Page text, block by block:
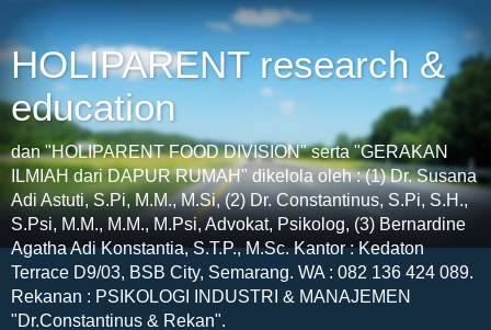
HOLIPARENT research &
education
dan "HOLIPARENT FOOD DIVISION" serta "GERAKAN
ILMIAH dari DAPUR RUMAH" dikelola oleh : (1) Dr. Susana
Adi Astuti, S.Pi, M.M., M.Si, (2) Dr. Constantinus, S.Pi, S.H.,
S.Psi, M.M., M.M., M.Psi, Advokat, Psikolog, (3) Bernardine
Agatha Adi Konstantia, S.T.P., M.Sc. Kantor : Kedaton
Terrace D9/03, BSB City, Semarang. WA : 082 136 424 089.
Rekanan : PSIKOLOGI INDUSTRI & MANAJEMEN
"Dr.Constantinus & Rekan".